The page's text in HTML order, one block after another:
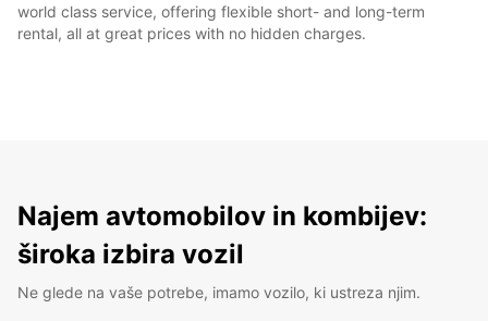
world class service, offering flexible short- and long-term
rental, all at great prices with no hidden charges.
Najem avtomobilov in kombijev:
široka izbira vozil
Ne glede na vaše potrebe, imamo vozilo, ki ustreza njim.